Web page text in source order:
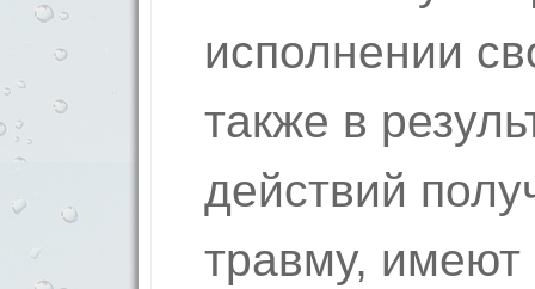
исполнении
также в
действий
травму, имеют